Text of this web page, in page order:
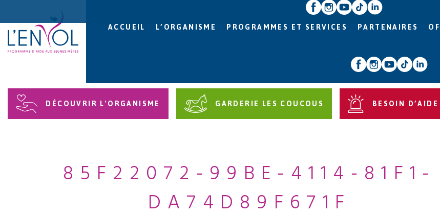
ACCUEIL L’ORGANISME PROGRAMMES ET SERVICES PARTENAIRES
DÉCOUVRIR L'ORGANISME GARDERIE LES COUCOUS BESOIN D’AIDE
85F22072-99BE-4114-81F1-
DA74D89F671F